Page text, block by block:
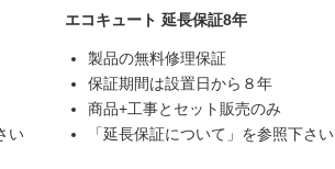
い
エコキュート 延長保証8年
製品の無料修理保証
保証期間は設置日から８年
商品+工事とセット販売のみ
「延長保証について」を参照下さい